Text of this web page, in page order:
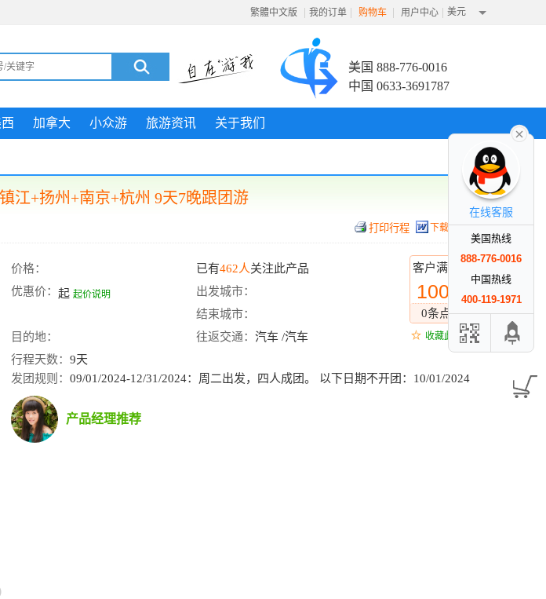
繁體中文版 | 我的订单 | 购物车 | 用户中心 | 美元
美国 888-776-0016
中国 0633-3691787
加拿大 小众游 旅游资讯 关于我们
江+扬州+南京+杭州 9天7晚跟团游
下载行程
客户满意度
100%
0条点评
收藏此线路
价格： 已有462人关注此产品
优惠价： 起 起价说明
出发城市：
结束城市：
目的地：
往返交通： 汽车 /汽车
行程天数： 9天
发团规则： 09/01/2024-12/31/2024：周二出发，四人成团。 以下日期不开团：10/01/2024
产品经理推荐
在线客服
美国热线
888-776-0016
中国热线
400-119-1971